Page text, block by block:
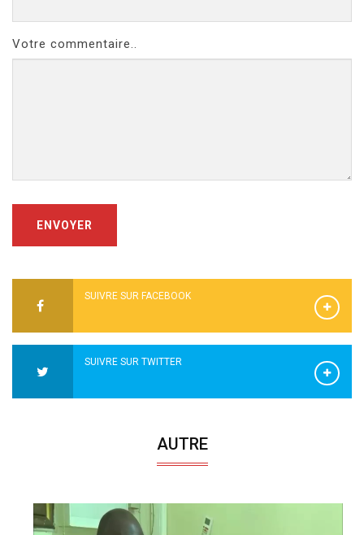
Votre commentaire..
ENVOYER
SUIVRE SUR FACEBOOK
SUIVRE SUR TWITTER
AUTRE